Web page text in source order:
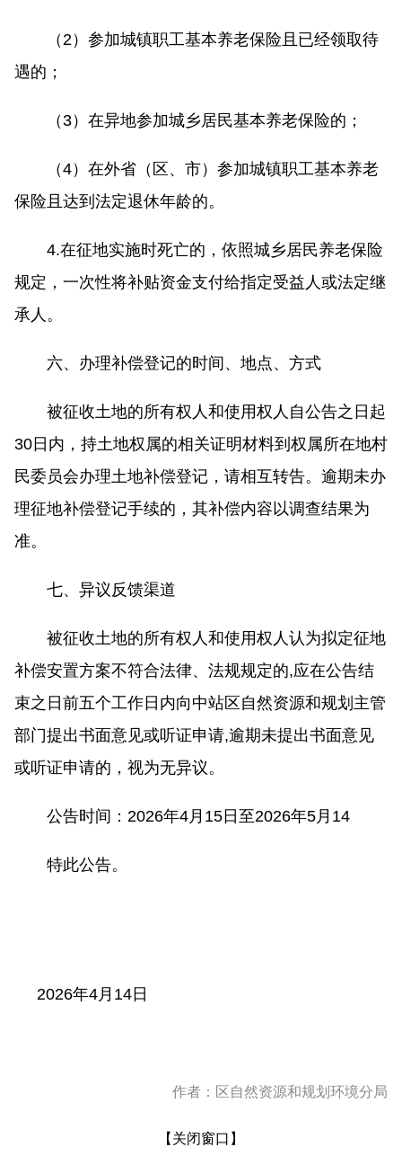
（2）参加城镇职工基本养老保险且已经领取待
遇的；
（3）在异地参加城乡居民基本养老保险的；
（4）在外省（区、市）参加城镇职工基本养老
保险且达到法定退休年龄的。
4.在征地实施时死亡的，依照城乡居民养老保险
规定，一次性将补贴资金支付给指定受益人或法定继
承人。
六、办理补偿登记的时间、地点、方式
被征收土地的所有权人和使用权人自公告之日起
30日内，持土地权属的相关证明材料到权属所在地村
民委员会办理土地补偿登记，请相互转告。逾期未办
理征地补偿登记手续的，其补偿内容以调查结果为
准。
七、异议反馈渠道
被征收土地的所有权人和使用权人认为拟定征地
补偿安置方案不符合法律、法规规定的,应在公告结
束之日前五个工作日内向中站区自然资源和规划主管
部门提出书面意见或听证申请,逾期未提出书面意见
或听证申请的，视为无异议。
公告时间：2026年4月15日至2026年5月14
特此公告。
2026年4月14日
作者：区自然资源和规划环境分局
【 关闭窗口 】